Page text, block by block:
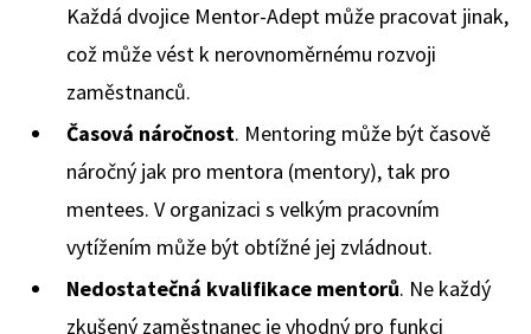
Každá dvojice Mentor-Adept může pracovat jinak,
což může vést k nerovnoměrnému rozvoji
zaměstnanců.
Časová náročnost. Mentoring může být časově
náročný jak pro mentora (mentory), tak pro
mentees. V organizaci s velkým pracovním
vytížením může být obtížné jej zvládnout.
Nedostatečná kvalifikace mentorů. Ne každý
zkušený zaměstnanec je vhodný pro funkci